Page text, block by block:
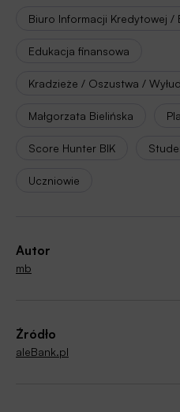
Biuro Informacji Kredytowej /
Edukacja finansowa
Kradzieże / Oszustwa /
Małgorzata Bielińska
Score Hunter BIK
Uczniowie
Autor
mb
Źródło
aleBank.pl